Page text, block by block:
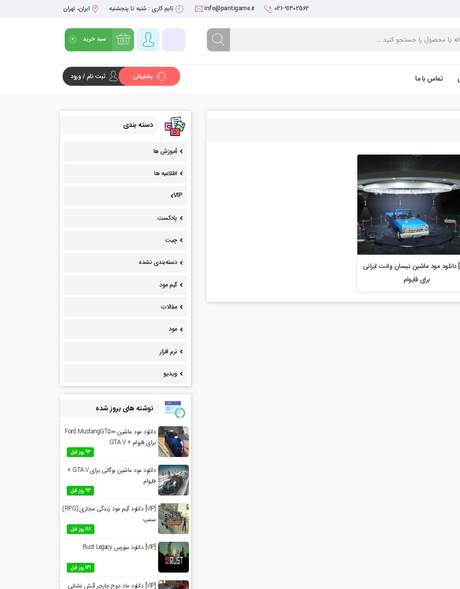
021-91302562
info@pantigame.ir تایم کاری : شنبه تا پنجشنبه ایران، تهران
سبد خرید 0
تماس با ما پشتیبانی ثبت نام / ورود
[VIP] دانلود مود ماشین نیسان وانت ایرانی
برای فایوام
دسته بندی
آموزش ها
اطلاعیه ها
VIP
پادکست
چیت
دسته‌بندی نشده
گیم مود
مقالات
مود
نرم افزار
ویدیو
نوشته های بروز شده
دانلود مود ماشین Ford MustangGT500
برای فایوام + GTA V
93 روز قبل
دانلود مود ماشین بوگاتی برای GTA V +
فایوام
93 روز قبل
[VIP] دانلود گیم مود زندگی مجازی (RPG)
سمپ
118 روز قبل
[VIP] دانلود سورس Rust Legacy
131 روز قبل
[VIP] دانلود ماد دوج چارجر آتش نشانی